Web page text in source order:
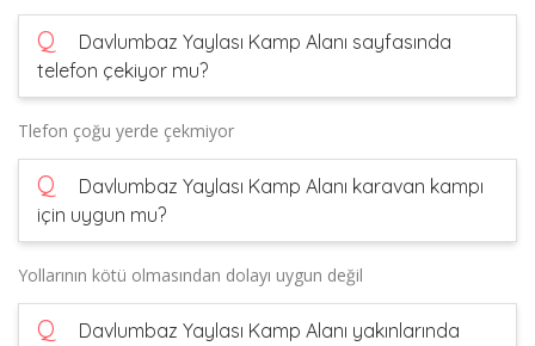
Q
Davlumbaz Yaylası Kamp Alanı sayfasında
telefon çekiyor mu?
Tlefon çoğu yerde çekmiyor
Q
Davlumbaz Yaylası Kamp Alanı karavan kampı
için uygun mu?
Yollarının kötü olmasından dolayı uygun değil
Q
Davlumbaz Yaylası Kamp Alanı yakınlarında